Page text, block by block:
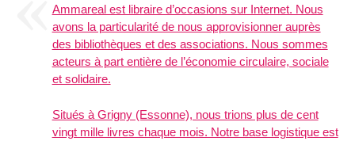
Ammareal est libraire d’occasions sur Internet. Nous
avons la particularité de nous approvisionner auprès
des bibliothèques et des associations. Nous sommes
acteurs à part entière de l’économie circulaire, sociale
et solidaire.
Situés à Grigny (Essonne), nous trions plus de cent
vingt mille livres chaque mois. Notre base logistique est